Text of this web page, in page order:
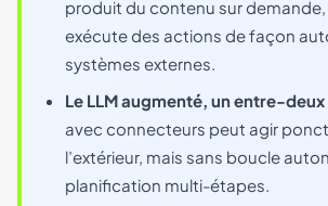
produit du contenu sur demande,
exécute des actions de façon
systèmes externes.
Le LLM augmenté, un entre-deux
avec connecteurs peut agir
l’extérieur, mais sans boucle
planification multi-étapes.